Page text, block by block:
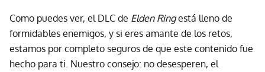
Como puedes ver, el DLC de Elden Ringestá lleno de
formidables enemigos, y si eres amante de los retos,
estamos por completo seguros de que este contenido fue
hecho para ti. Nuestro consejo: no desesperen, el